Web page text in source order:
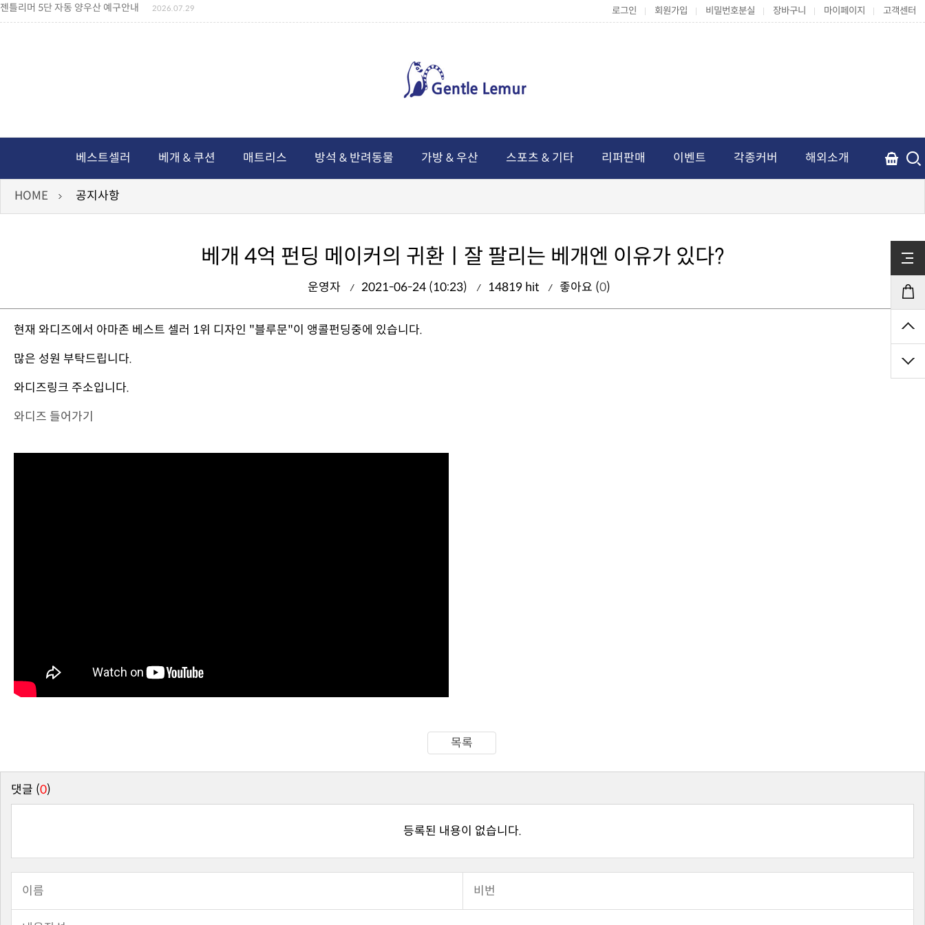
젠틀리머 5단 자동 양우산 예구안내 2026.07.29
젠틀리머 메모리제품 가격인상 안내 2026.07.27
독서쿠션 2차 예구안내 2026.08.04
로그인 회원가입 비밀번호분실 장바구니 마이페이지 고객센터
베스트셀러 베개 & 쿠션 매트리스 방석 & 반려동물 가방 & 우산 스포츠 & 기타 리퍼판매 이벤트 각종커버 해외소개
HOME 공지사항
베개 4억 펀딩 메이커의 귀환ㅣ잘 팔리는 베개엔 이유가 있다?
운영자 2021-06-24 (10:23) 14819 hit 좋아요 (0)
현재 와디즈에서 아마존 베스트 셀러 1위 디자인 "블루문"이 앵콜펀딩중에 있습니다.
많은 성원 부탁드립니다.
와디즈링크 주소입니다.
와디즈 들어가기
목록
댓글 (0)
등록된 내용이 없습니다.